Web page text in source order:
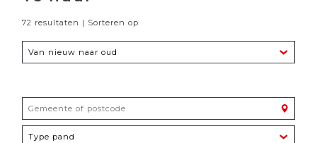
72 resultaten | Sorteren op